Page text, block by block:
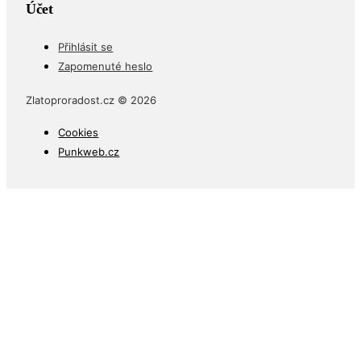
Účet
Přihlásit se
Zapomenuté heslo
Zlatoproradost.cz © 2026
Cookies
Punkweb.cz